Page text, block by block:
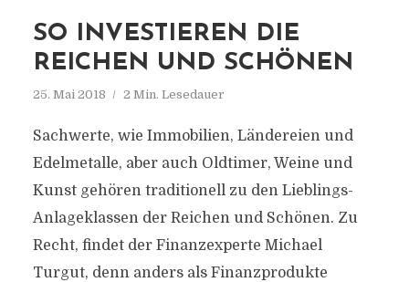
SO INVESTIEREN DIE
REICHEN UND SCHÖNEN
25. Mai 2018 2 Min. Lesedauer
Sachwerte, wie Immobilien, Ländereien und
Edelmetalle, aber auch Oldtimer, Weine und
Kunst gehören traditionell zu den Lieblings-
Anlageklassen der Reichen und Schönen. Zu
Recht, findet der Finanzexperte Michael
Turgut, denn anders als Finanzprodukte